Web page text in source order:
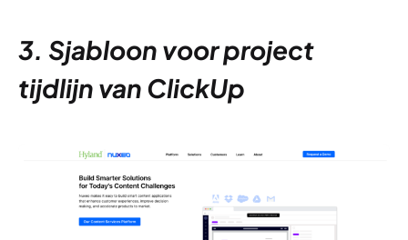
3. Sjabloon voor project
tijdlijn van ClickUp